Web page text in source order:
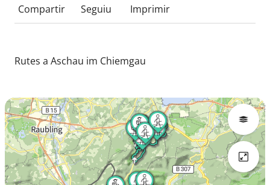
Compartir Seguiu Imprimir
Rutes a Aschau im Chiemgau